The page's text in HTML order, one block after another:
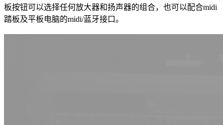
板按钮可以选择任何放大器和扬声器的组合，也可以配合midi
踏板及平板电脑的midi/蓝牙接口。